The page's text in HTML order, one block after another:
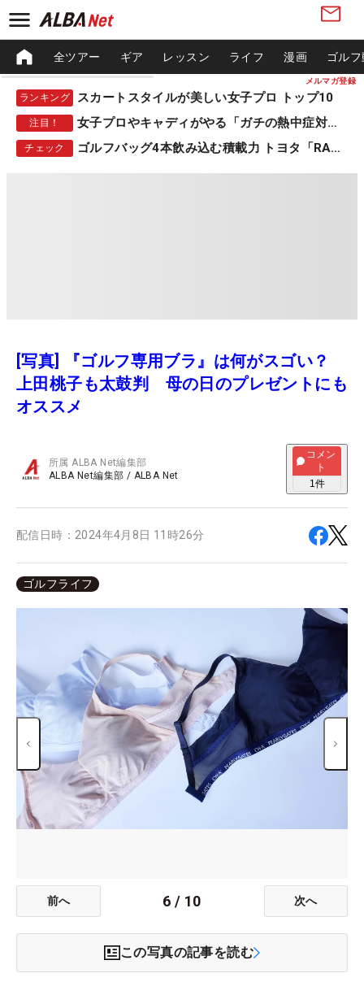
メルマガ登録
全ツアー ギア レッスン ライフ 漫画 ゴル
ランキング スカートスタイルが美しい女子プロ トップ10
注目！ 女子プロやキャディがやる「ガチの熱中症対策」
チェック ゴルフバッグ4本飲み込む積載力 トヨタ「RAV4」
[写真] 『ゴルフ専用ブラ』は何がスゴい？
上田桃子も太鼓判 母の日のプレゼントにも
オススメ
所属ALBA Net編集部
ALBA Net編集部 / ALBA Net
コメン
ト
1件
配信日時： 2024年4月8日 11時26分
ゴルフライフ
前へ 6 / 10 次へ
この写真の記事を読む